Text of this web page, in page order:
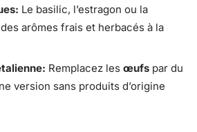
Le basilic, l’estragon ou la
arômes frais et herbacés à la
Remplacez les œufs par du
version sans produits d’origine